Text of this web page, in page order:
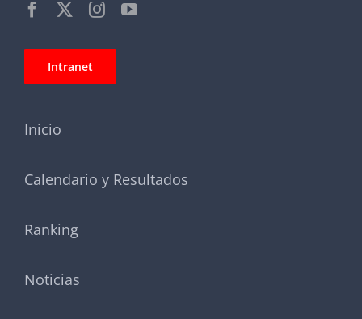
Intranet
Inicio
Calendario y Resultados
Ranking
Noticias